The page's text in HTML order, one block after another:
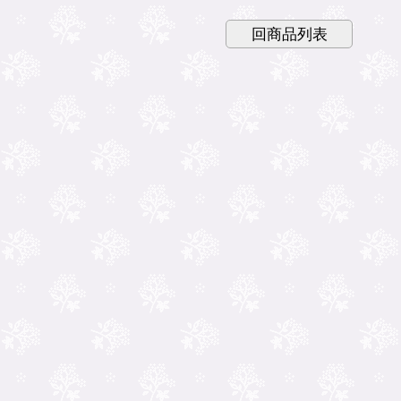
回商品列表